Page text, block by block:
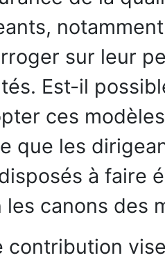
sur leur
Est-il
ces
que les
à faire
les canons des
contribution